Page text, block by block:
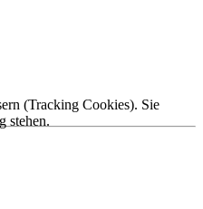
(Tracking Cookies). Sie
stehen.